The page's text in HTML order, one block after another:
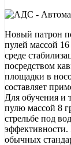
Новый патрон
пулей массой
среде
посредством
площадки в
составляет
Для обучения и
пулю массой 8
стрельбе под
обычных